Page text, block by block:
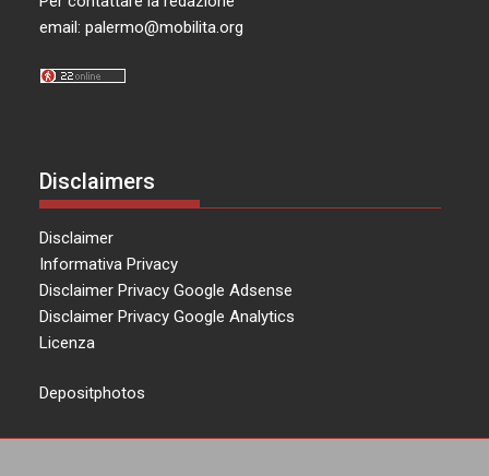
email:palermo@mobilita.org
Disclaimers
Disclaimer
Informativa Privacy
Disclaimer Privacy Google Adsense
Disclaimer Privacy Google Analytics
Licenza
Depositphotos